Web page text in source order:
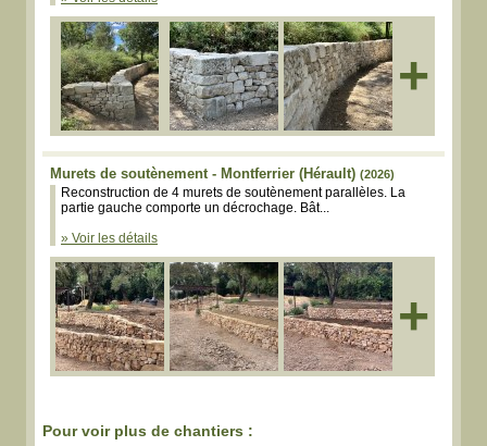
+
Murets de soutènement - Montferrier (Hérault) (2026)
Reconstruction de 4 murets de soutènement parallèles. La
partie gauche comporte un décrochage. Bât...
» Voir les détails
+
Pour voir plus de chantiers :